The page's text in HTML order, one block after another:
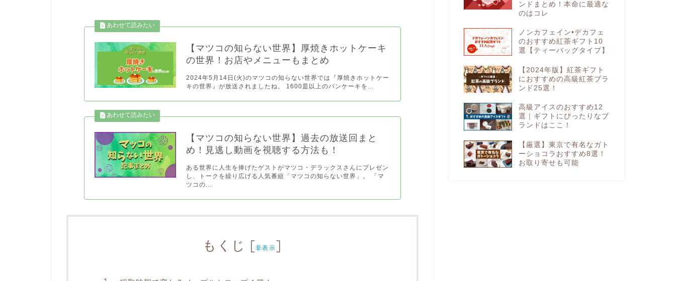
【マツコの知らない世界】厚焼きホットケーキ
の世界！お店やメニューもまとめ
2024年5月14日(火)のマツコの知らない世界では『厚焼きホットケー
キの世界』が放送されましたね。 1600皿以上のパンケーキを...
【マツコの知らない世界】過去の放送回まと
め！見逃し動画を視聴する方法も！
ある世界に人生を捧げたゲストがマツコ・デラックスさんにプレゼン
し、トークを繰り広げる人気番組「マツコの知らない世界」。 「マ
ツコの...
もくじ [非表示]
ンドまとめ！本命に最適な
のはコレ
ノンカフェイン•デカフェ
のおすすめ紅茶ギフト10
選【ティーバッグタイプ】
【2024年版】紅茶ギフト
におすすめの高級紅茶ブラ
ンド25選！
高級アイスのおすすめ12
選｜ギフトにぴったりなブ
ランドはここ！
【厳選】東京で有名なガト
ーショコラおすすめ8選！
お取り寄せも可能